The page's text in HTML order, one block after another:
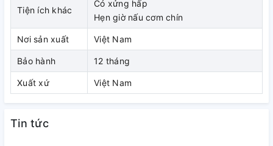
Tiện ích khác
Có xửng hấp
Hẹn giờ nấu cơm chín
Nơi sản xuất Việt Nam
Bảo hành 12 tháng
Xuất xứ Việt Nam
Tin tức